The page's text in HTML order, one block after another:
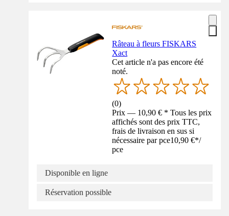
Râteau à fleurs FISKARS
Xact
Cet article n'a pas encore été
noté.
(0)
Prix — 10,90 € * Tous les prix
affichés sont des prix TTC,
frais de livraison en sus si
nécessaire par pce10,90 €*/
pce
Disponible en ligne
Réservation possible